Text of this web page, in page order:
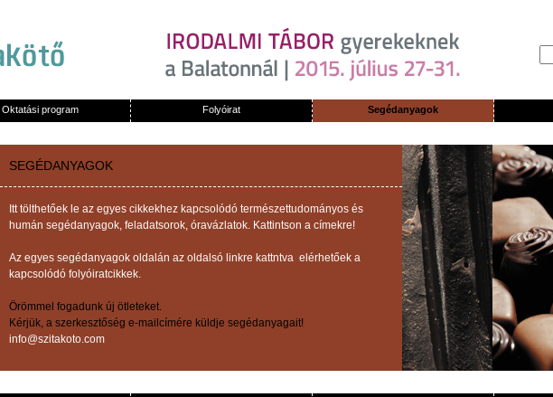
Oktatási program Folyóirat Segédanyagok
SEGÉDANYAGOK
Itt tölthetőek le az egyes cikkekhez kapcsolódó természettudományos és
humán segédanyagok, feladatsorok, óravázlatok. Kattintson a címekre!
Az egyes segédanyagok oldalán az oldalsó linkre kattntva elérhetőek a
kapcsolódó folyóiratcikkek.
Örömmel fogadunk új ötleteket.
Kérjük, a szerkesztőség e-mailcímére küldje segédanyagait!
info@szitakoto.com